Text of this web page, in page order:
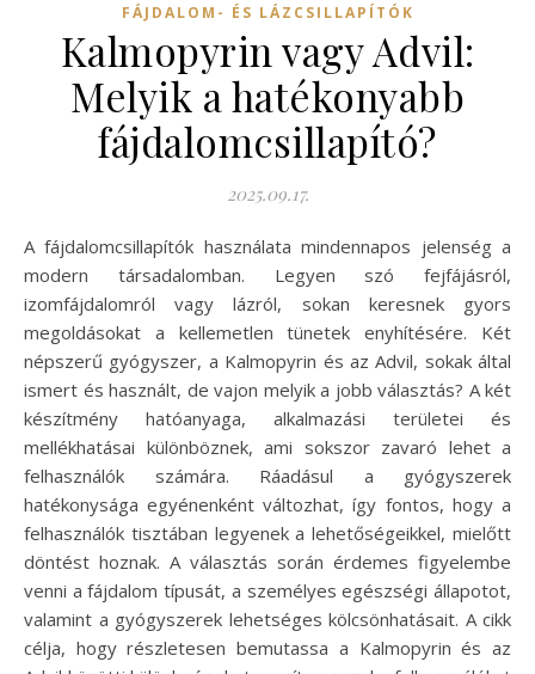
FÁJDALOM- ÉS LÁZCSILLAPÍTÓK
Kalmopyrin vagy Advil:
Melyik a hatékonyabb
fájdalomcsillapító?
2025.09.17.
A fájdalomcsillapítók használata mindennapos jelenség a
modern társadalomban. Legyen szó fejfájásról,
izomfájdalomról vagy lázról, sokan keresnek gyors
megoldásokat a kellemetlen tünetek enyhítésére. Két
népszerű gyógyszer, a Kalmopyrin és az Advil, sokak által
ismert és használt, de vajon melyik a jobb választás? A két
készítmény hatóanyaga, alkalmazási területei és
mellékhatásai különböznek, ami sokszor zavaró lehet a
felhasználók számára. Ráadásul a gyógyszerek
hatékonysága egyénenként változhat, így fontos, hogy a
felhasználók tisztában legyenek a lehetőségeikkel, mielőtt
döntést hoznak. A választás során érdemes figyelembe
venni a fájdalom típusát, a személyes egészségi állapotot,
valamint a gyógyszerek lehetséges kölcsönhatásait. A cikk
célja, hogy részletesen bemutassa a Kalmopyrin és az